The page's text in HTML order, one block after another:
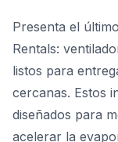
Presenta el
Rentals:
listos para
cercanas. Estos
diseñados para
acelerar la